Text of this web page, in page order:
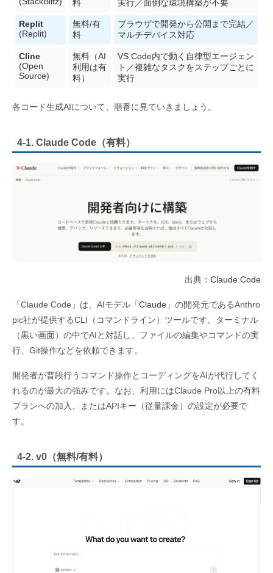
料 実行／面倒な環境構築が不要
Replit
(Replit)
無料/有
料
ブラウザで開発から公開まで完結／
マルチデバイス対応
Cline
(Open
Source)
無料（AI
利用は有
料）
VS Code内で動く自律型エージェン
ト／複雑なタスクをステップごとに
実行
各コード生成AIについて、順番に見ていきましょう。
4-1. Claude Code（有料）
出典： Claude Code
「Claude Code」は、AIモデル「 Claude 」の開発元であるAnthro
pic社が提供するCLI（コマンドライン）ツールです。ターミナル
（黒い画面）の中でAIと対話し、ファイルの編集やコマンドの実
行、Git操作などを依頼できます。
開発者が普段行うコマンド操作とコーディングをAIが代行してく
れるのが最大の強みです。なお、利用にはClaude Pro以上の有料
プランへの加入、またはAPIキー（従量課金）の設定が必要で
す。
4-2. v0（無料/有料）